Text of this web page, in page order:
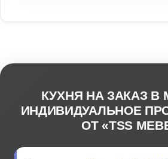
КУХНЯ НА ЗАКАЗ В
ИНДИВИДУАЛЬНОЕ
ОТ «TSS